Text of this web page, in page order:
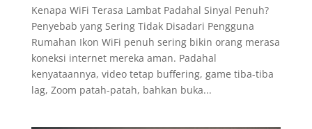
Kenapa WiFi Terasa Lambat Padahal Sinyal Penuh?
Penyebab yang Sering Tidak Disadari Pengguna
Rumahan Ikon WiFi penuh sering bikin orang merasa
koneksi internet mereka aman. Padahal
kenyataannya, video tetap buffering, game tiba-tiba
lag, Zoom patah-patah, bahkan buka...